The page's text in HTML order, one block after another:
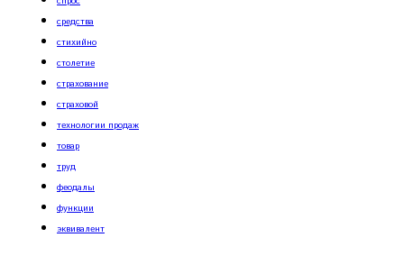
средства
стихийно
столетие
страхование
страховой
технологии продаж
товар
труд
феодалы
функции
эквивалент